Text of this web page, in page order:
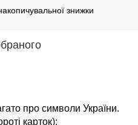
знижки
про символи України.
карток);